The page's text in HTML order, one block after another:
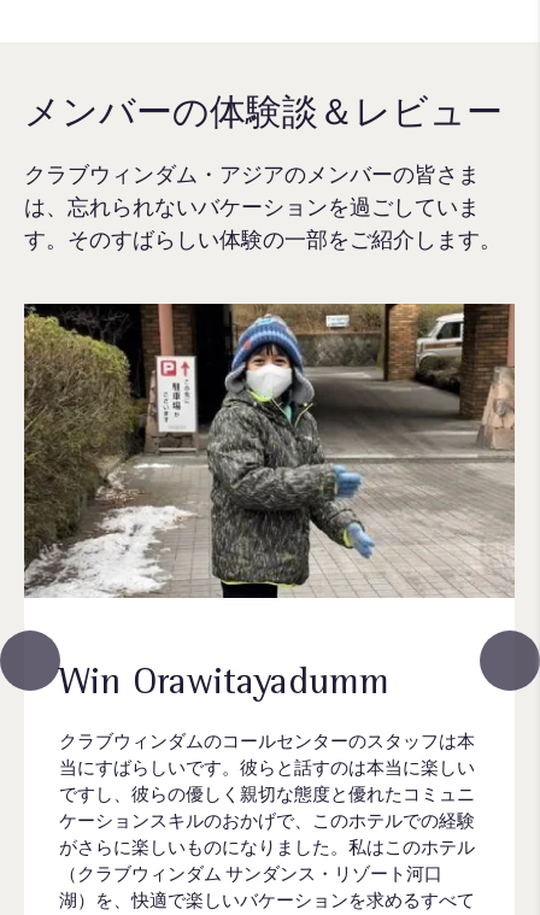
Win Orawitayadumm
クラブウィンダムのコールセンターのスタッフは本
当にすばらしいです。彼らと話すのは本当に楽しい
ですし、彼らの優しく親切な態度と優れたコミュニ
ケーションスキルのおかげで、このホテルでの経験
がさらに楽しいものになりました。私はこのホテル
（クラブウィンダム サンダンス・リゾート河口
湖）を、快適で楽しいバケーションを求めるすべて
メンバーの体験談＆レビュー
クラブウィンダム・アジアのメンバーの皆さま
は、忘れられないバケーションを過ごしていま
す。そのすばらしい体験の一部をご紹介します。